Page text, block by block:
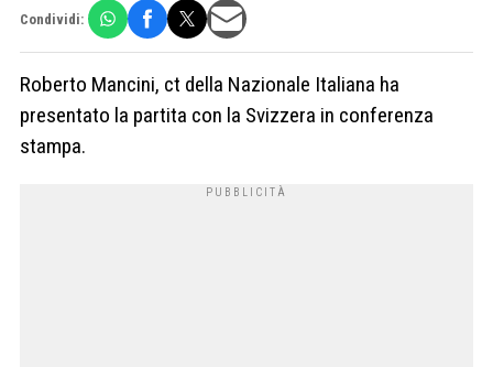
Condividi:
Roberto Mancini, ct della Nazionale Italiana ha
presentato la partita con la Svizzera in conferenza
stampa.